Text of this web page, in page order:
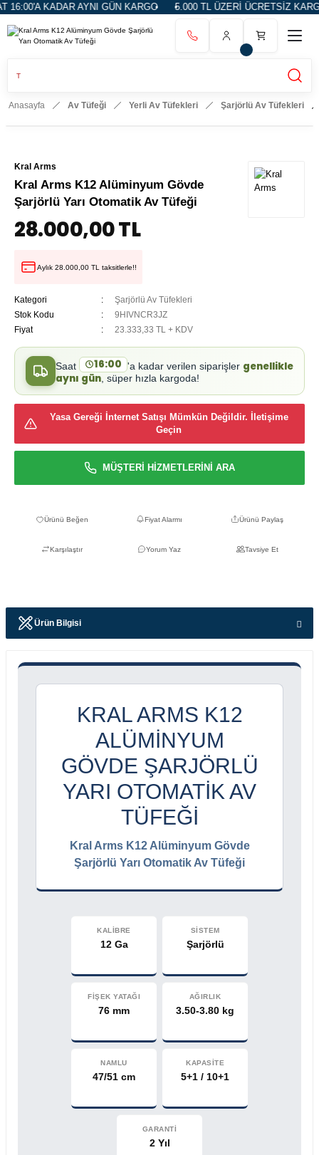
KADAR AYNI GÜN KARGO 5.000 TL ÜZERİ ÜCRETSİZ KARGO
Anasayfa Av Tüfeği Yerli Av Tüfekleri Şarjörlü Av Tüfekleri
Kral Arms
Kral Arms K12 Alüminyum Gövde
Şarjörlü Yarı Otomatik Av Tüfeği
28.000,00 TL
Aylık 28.000,00 TL taksitlerle!!
Kategori
Şarjörlü Av Tüfekleri
Stok Kodu
9HIVNCR3JZ
Fiyat
23.333,33 TL + KDV
Saat 16:00 'a kadar verilen siparişler genellikle
aynı gün, süper hızla kargoda!
Yasa Gereği İnternet Satışı Mümkün Değildir. İletişime
Geçin
MÜŞTERİ HİZMETLERİNİ ARA
Fiyat Alarmı Ürünü Paylaş
Karşılaştır Yorum Yaz Tavsiye Et
Ürün Bilgisi
KRAL ARMS K12
ALÜMINYUM
GÖVDE ŞARJÖRLÜ
YARI OTOMATIK AV
TÜFEĞI
Kral Arms K12 Alüminyum Gövde
Şarjörlü Yarı Otomatik Av Tüfeği
KALİBRE
12 Ga
SİSTEM
Şarjörlü
FİŞEK YATAĞI
76 mm
AĞIRLIK
3.50-3.80 kg
NAMLU
47/51 cm
KAPASİTE
5+1 / 10+1
GARANTİ
2 Yıl